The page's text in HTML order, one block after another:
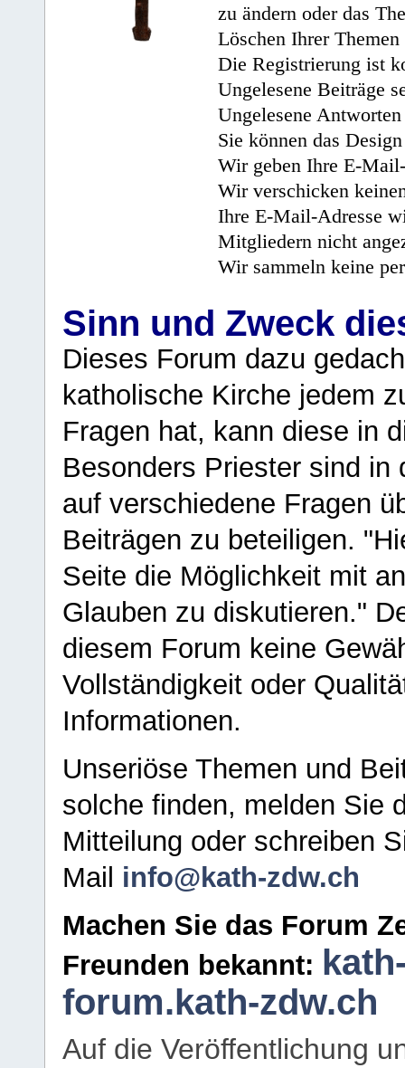
zu ändern oder das
Löschen Ihrer
Die Registrierung ist
Ungelesene Beiträge
Ungelesene
Sie können das
Wir geben Ihre E-
Wir verschicken
Ihre E-Mail-Adresse
Mitgliedern nicht
Wir sammeln keine
Sinn und Zweck
Dieses Forum dazu
katholische Kirche jedem
Fragen hat, kann diese in
Besonders Priester sind in
auf verschiedene Fragen
Beiträgen zu beteiligen.
Seite die Möglichkeit mit
Glauben zu diskutieren."
diesem Forum keine
Vollständigkeit oder
Informationen.
Unseriöse Themen und
solche finden, melden Sie
Mitteilung oder schreiben
Mail info@kath-zdw.ch
Machen Sie das Forum
Freunden bekannt:
forum.kath-zdw.ch
Auf die Veröffentlichung